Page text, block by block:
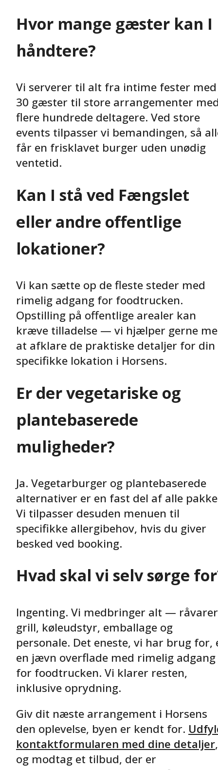
Hvor mange gæster kan I
håndtere?
Vi serverer til alt fra intime fester med
30 gæster til store arrangementer
flere hundrede deltagere. Ved store
events tilpasser vi bemandingen, så
får en frisklavet burger uden unødig
ventetid.
Kan I stå ved Fængslet
eller andre offentlige
lokationer?
Vi kan sætte op de fleste steder med
rimelig adgang for foodtrucken.
Opstilling på offentlige arealer kan
kræve tilladelse — vi hjælper gerne
at afklare de praktiske detaljer for din
specifikke lokation i Horsens.
Er der vegetariske og
plantebaserede
muligheder?
Ja. Vegetarburger og plantebaserede
alternativer er en fast del af alle
Vi tilpasser desuden menuen til
specifikke allergibehov, hvis du giver
besked ved booking.
Hvad skal vi selv sørge
Ingenting. Vi medbringer alt —
grill, køleudstyr, emballage og
personale. Det eneste, vi har brug for,
en jævn overflade med rimelig adgang
for foodtrucken. Vi klarer resten,
inklusive oprydning.
Giv dit næste arrangement i Horsens
den oplevelse, byen er kendt for.
kontaktformularen med dine detaljer,
og modtag et tilbud, der er